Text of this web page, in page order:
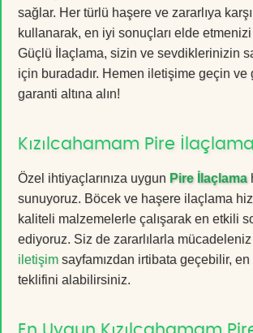
sağlar. Her türlü haşere ve zararlıya
kullanarak, en iyi sonuçları elde etmenizi
Güçlü İlaçlama, sizin ve sevdiklerinizin
için buradadır. Hemen iletişime geçin
garanti altına alın!
Kızılcahamam Pire
Özel ihtiyaçlarınıza uygun Pire İlaçlama
sunuyoruz. Böcek ve haşere ilaçlama
kaliteli malzemelerle çalışarak en etkili
ediyoruz. Siz de zararlılarla
iletişim sayfamızdan irtibata geçebilir,
teklifini alabilirsiniz.